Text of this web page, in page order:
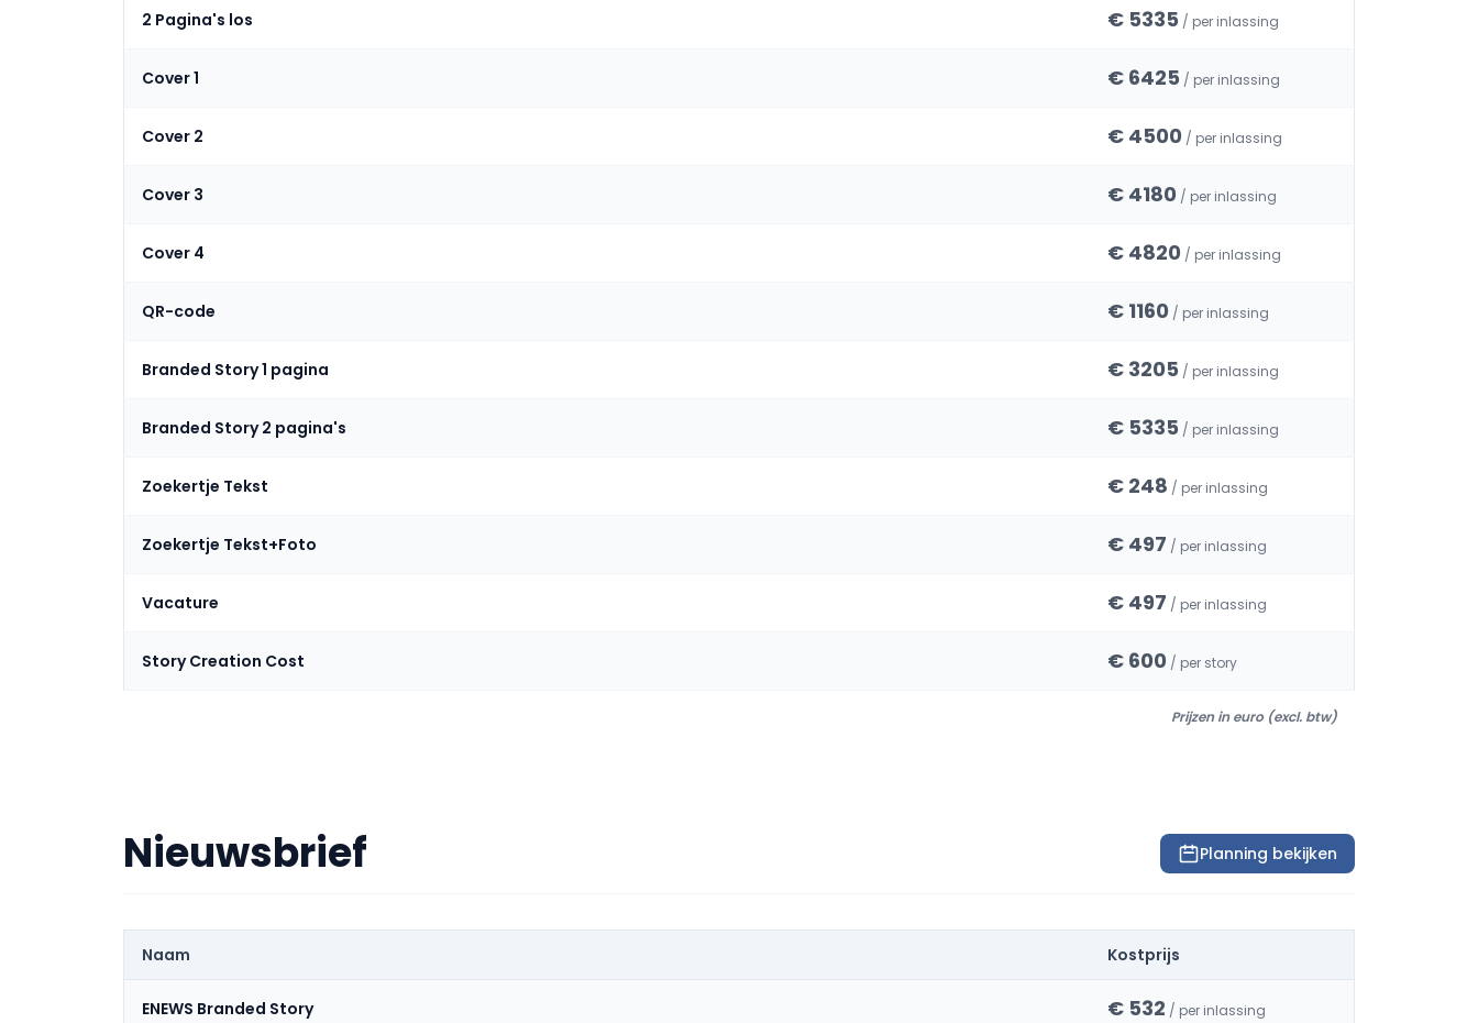
2 Pagina's los € 5335 / per inlassing
Cover 1 € 6425 / per inlassing
Cover 2 € 4500 / per inlassing
Cover 3 € 4180 / per inlassing
Cover 4 € 4820 / per inlassing
QR-code € 1160 / per inlassing
Branded Story 1 pagina € 3205 / per inlassing
Branded Story 2 pagina's € 5335 / per inlassing
Zoekertje Tekst € 248 / per inlassing
Zoekertje Tekst+Foto € 497 / per inlassing
Vacature € 497 / per inlassing
Story Creation Cost € 600 / per story
Prijzen in euro (excl. btw)
Nieuwsbrief Planning bekijken
Naam Kostprijs
ENEWS Branded Story € 532 / per inlassing